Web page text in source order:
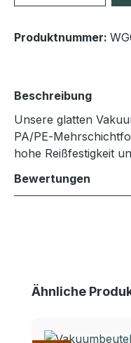
Produktnummer:
Beschreibung
Unsere glatten
PA/
hohe Reißfestigkeit
Bewertungen
Produktgalerie
Ähnliche